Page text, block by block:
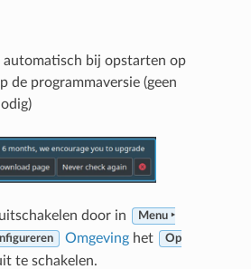
bij opstarten op
de programmaversie (geen
door in Menu ‣
Omgevinghet Op
te schakelen.